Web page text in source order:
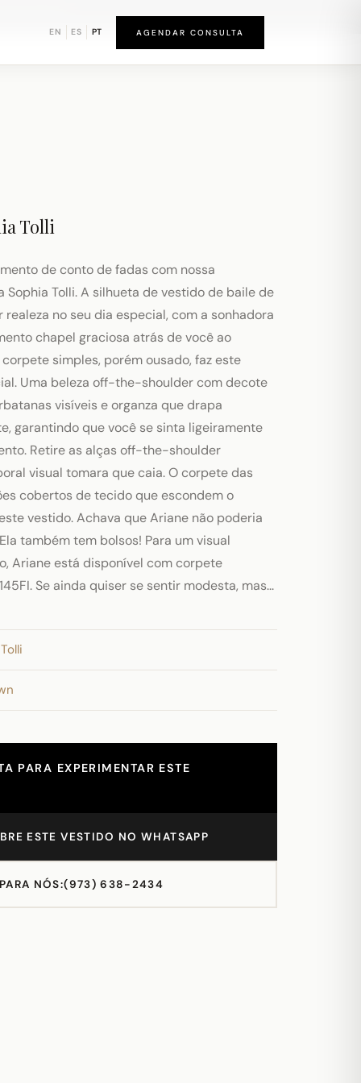
EN ES PT AGENDAR CONSULTA
Tolli
de conto de fadas com nossa
Tolli. A silhueta de vestido de baile de
no seu dia especial, com a sonhadora
chapel graciosa atrás de você ao
simples, porém ousado, faz este
Uma beleza off-the-shoulder com decote
visíveis e organza que drapa
garantindo que você se sinta ligeiramente
Retire as alças off-the-shoulder
visual tomara que caia. O corpete das
cobertos de tecido que escondem o
vestido. Achava que Ariane não poderia
também tem bolsos! Para um visual
Ariane está disponível com corpete
Se ainda quiser se sentir modesta, mas...
PARA EXPERIMENTAR ESTE
ESTE VESTIDO NO WHATSAPP
NÓS:(973) 638-2434